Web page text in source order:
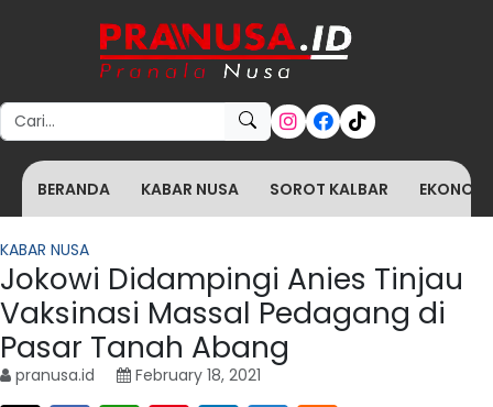
Search for:
BERANDA KABAR NUSA SOROT KALBAR
KABAR NUSA
Jokowi Didampingi Anies Tinjau
Vaksinasi Massal Pedagang di
Pasar Tanah Abang
pranusa.id February 18, 2021